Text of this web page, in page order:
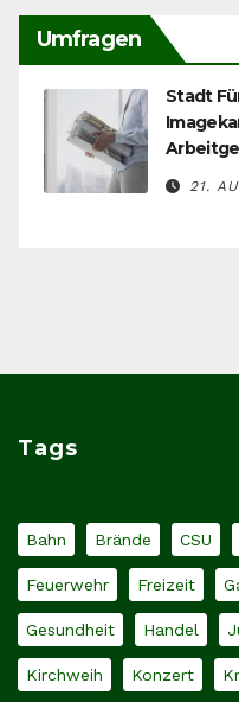
Umfragen
Stadt
21.
Tags
Bahn Brände CSU
Feuerwehr Freizeit
Gesundheit Handel
Kirchweih Konzert